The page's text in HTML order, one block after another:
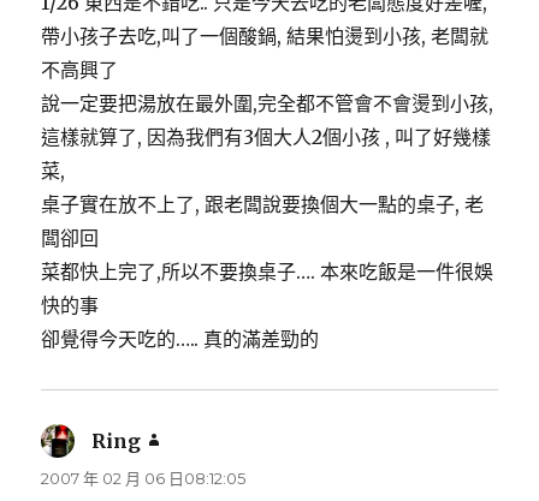
帶小孩子去吃,叫了一個酸鍋, 結果怕燙到小孩, 老闆就
不高興了
說一定要把湯放在最外圍,完全都不管會不會燙到小孩,
這樣就算了, 因為我們有3個大人2個小孩 , 叫了好幾樣
菜,
桌子實在放不上了, 跟老闆說要換個大一點的桌子, 老
闆卻回
菜都快上完了,所以不要換桌子…. 本來吃飯是一件很娛
快的事
卻覺得今天吃的….. 真的滿差勁的
Ring
示:
2007 年 02 月 06 日08:12:05